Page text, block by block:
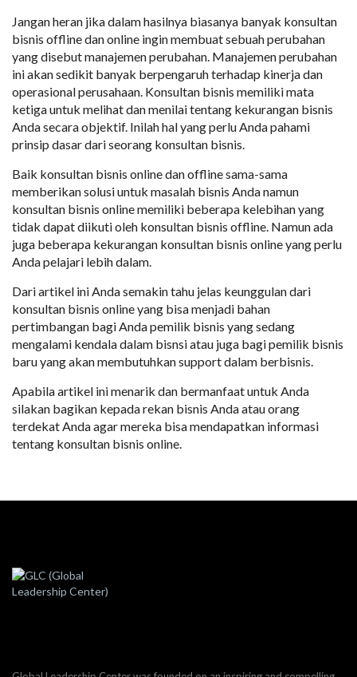
Jangan heran jika dalam hasilnya biasanya banyak konsultan
bisnis offline dan online ingin membuat sebuah perubahan
yang disebut manajemen perubahan. Manajemen perubahan
ini akan sedikit banyak berpengaruh terhadap kinerja dan
operasional perusahaan. Konsultan bisnis memiliki mata
ketiga untuk melihat dan menilai tentang kekurangan bisnis
Anda secara objektif. Inilah hal yang perlu Anda pahami
prinsip dasar dari seorang konsultan bisnis.
Baik konsultan bisnis online dan offline sama-sama
memberikan solusi untuk masalah bisnis Anda namun
konsultan bisnis online memiliki beberapa kelebihan yang
tidak dapat diikuti oleh konsultan bisnis offline. Namun ada
juga beberapa kekurangan konsultan bisnis online yang perlu
Anda pelajari lebih dalam.
Dari artikel ini Anda semakin tahu jelas keunggulan dari
konsultan bisnis online yang bisa menjadi bahan
pertimbangan bagi Anda pemilik bisnis yang sedang
mengalami kendala dalam bisnsi atau juga bagi pemilik bisnis
baru yang akan membutuhkan support dalam berbisnis.
Apabila artikel ini menarik dan bermanfaat untuk Anda
silakan bagikan kepada rekan bisnis Anda atau orang
terdekat Anda agar mereka bisa mendapatkan informasi
tentang konsultan bisnis online.